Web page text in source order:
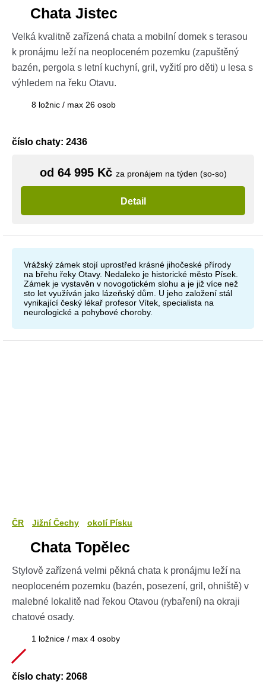
Chata Jistec
Velká kvalitně zařízená chata a mobilní domek s terasou
k pronájmu leží na neoploceném pozemku (zapuštěný
bazén, pergola s letní kuchyní, gril, vyžití pro děti) u lesa s
výhledem na řeku Otavu.
8 ložnic / max 26 osob
číslo chaty: 2436
od 64 995 Kč za pronájem na týden (so-so)
Detail
Vrážský zámek stojí uprostřed krásné jihočeské přírody
na břehu řeky Otavy. Nedaleko je historické město Písek.
Zámek je vystavěn v novogotickém slohu a je již více než
sto let využíván jako lázeňský dům. U jeho založení stál
vynikající český lékař profesor Vítek, specialista na
neurologické a pohybové choroby.
ČR Jižní Čechy okolí Písku
Chata Topělec
Stylově zařízená velmi pěkná chata k pronájmu leží na
neoploceném pozemku (bazén, posezení, gril, ohniště) v
malebné lokalitě nad řekou Otavou (rybaření) na okraji
chatové osady.
1 ložnice / max 4 osoby
číslo chaty: 2068